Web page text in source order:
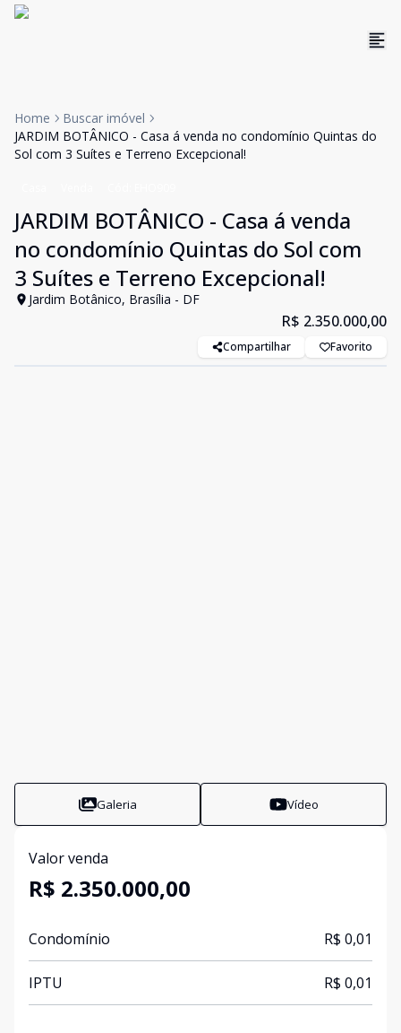
Home
Buscar imóvel
JARDIM BOTÂNICO - Casa á venda no condomínio Quintas do
Sol com 3 Suítes e Terreno Excepcional!
JARDIM BOTÂNICO - Casa á venda
no condomínio Quintas do Sol com
3 Suítes e Terreno Excepcional!
Jardim Botânico, Brasília - DF
R$ 2.350.000,00
Compartilhar Favorito
Galeria Vídeo
Valor venda
R$ 2.350.000,00
Condomínio R$ 0,01
IPTU R$ 0,01